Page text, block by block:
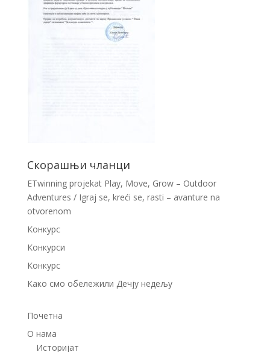
Скорашњи чланци
ETwinning projekat Play, Move, Grow – Outdoor
Adventures / Igraj se, kreći se, rasti – avanture na
otvorenom
Конкурс
Конкурси
Конкурс
Како смо обележили Дечју недељу
Почетна
О нама
Историјат